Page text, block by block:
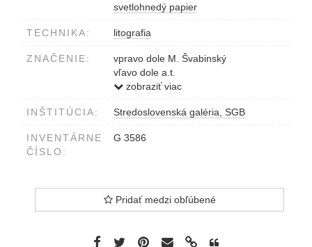
svetlohnedý papier
TECHNIKA: litografia
ZNAČENIE:
vpravo dole M. Švabinský
vľavo dole a.t.
v strede dole č.338 Pasoucí se
zobraziť viac
INŠTITÚCIA: Stredoslovenská galéria, SGB
INVENTÁRNE
ČÍSLO:
G 3586
Pridať medzi obľúbené